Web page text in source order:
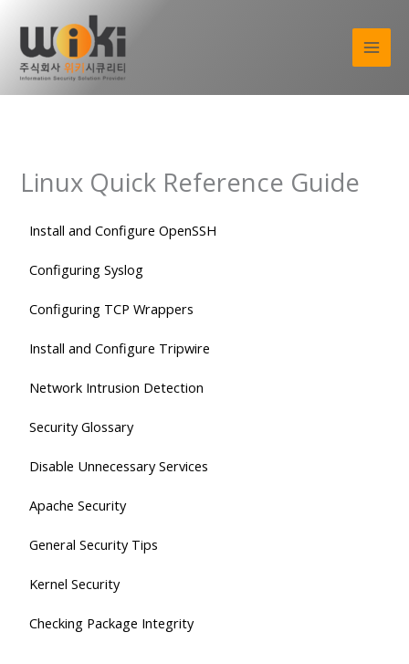
건
Linux Quick Reference Guide
Install and Configure OpenSSH
Configuring Syslog
Configuring TCP Wrappers
Install and Configure Tripwire
Network Intrusion Detection
Security Glossary
Disable Unnecessary Services
Apache Security
General Security Tips
Kernel Security
Checking Package Integrity